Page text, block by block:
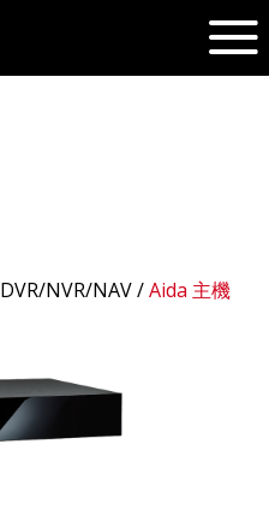
DVR/NVR/NAV/Aida 主機